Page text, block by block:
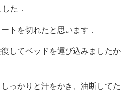
た．
トを切れたと思います．
してベッドを運び込みましたか
っかりと汗をかき、油断してた